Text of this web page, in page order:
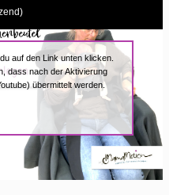
auf den Link unten klicken.
dass nach der Aktivierung
übermittelt werden.